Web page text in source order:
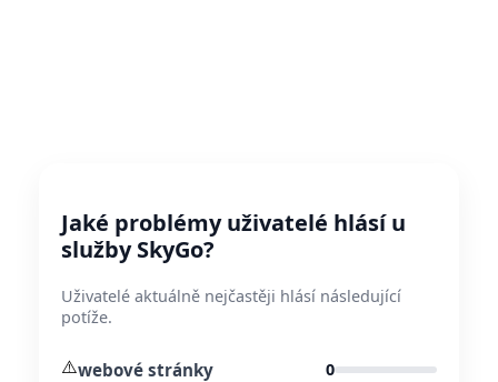
Jaké problémy uživatelé hlásí u
služby SkyGo?
Uživatelé aktuálně nejčastěji hlásí následující
potíže.
⚠️webové stránky 0